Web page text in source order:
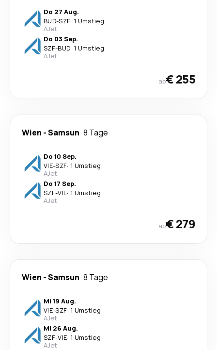
Do 27 Aug.
BUD-SZF· 1 Umstieg
AJet
Do 03 Sep.
SZF-BUD· 1 Umstieg
AJet
ab€ 255
Wien -Samsun 8 Tage
Do 10 Sep.
VIE-SZF· 1 Umstieg
AJet
Do 17 Sep.
SZF-VIE· 1 Umstieg
AJet
ab€ 279
Wien -Samsun 8 Tage
Mi 19 Aug.
VIE-SZF· 1 Umstieg
AJet
Mi 26 Aug.
SZF-VIE· 1 Umstieg
AJet